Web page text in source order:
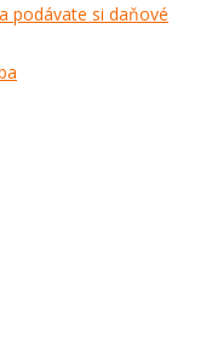
podávate si daňové